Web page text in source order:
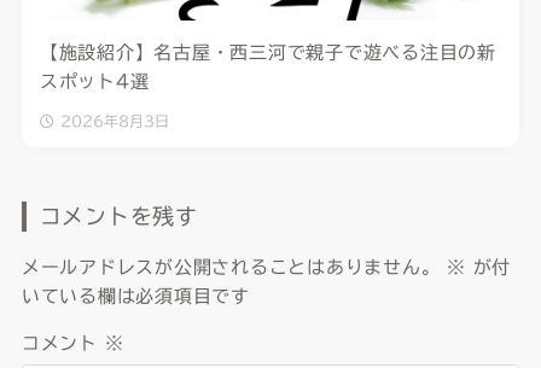
【施設紹介】名古屋・西三河で親子で遊べる注目の新
スポット4選
2026年8月3日
コメントを残す
メールアドレスが公開されることはありません。 ※ が付
いている欄は必須項目です
コメント ※